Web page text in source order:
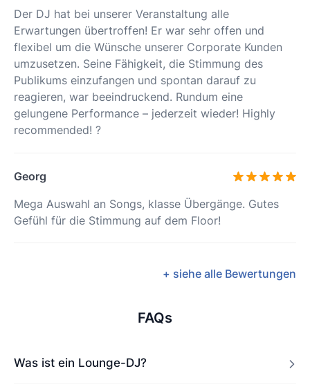
Der DJ hat bei unserer Veranstaltung alle
Erwartungen übertroffen! Er war sehr offen und
flexibel um die Wünsche unserer Corporate Kunden
umzusetzen. Seine Fähigkeit, die Stimmung des
Publikums einzufangen und spontan darauf zu
reagieren, war beeindruckend. Rundum eine
gelungene Performance – jederzeit wieder! Highly
recommended! ?
Georg
Mega Auswahl an Songs, klasse Übergänge. Gutes
Gefühl für die Stimmung auf dem Floor!
+ siehe alle Bewertungen
FAQs
Was ist ein Lounge-DJ?